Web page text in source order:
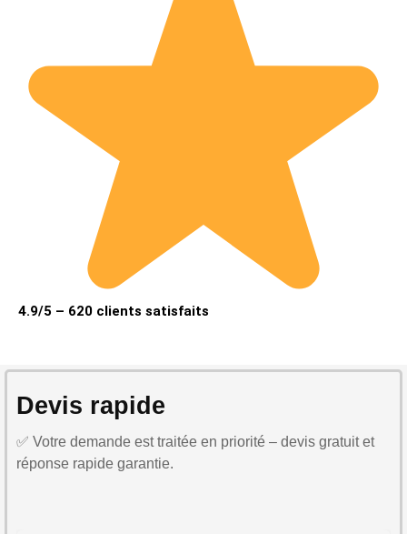
4.9/5 – 620 clients satisfaits
Devis rapide
✅ Votre demande est traitée en priorité – devis gratuit et
réponse rapide garantie.